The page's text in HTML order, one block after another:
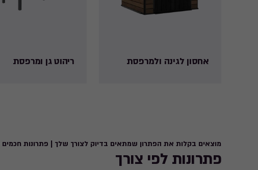
אחסון לגינה ולמרפסת ריהוט גן ומרפסת
מוצאים בקלות את הפתרון שמתאים בדיוק לצורך שלך | פתרונות
פתרונות לפי צורך